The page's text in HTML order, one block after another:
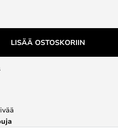
LISÄÄ OSTOSKORIIN